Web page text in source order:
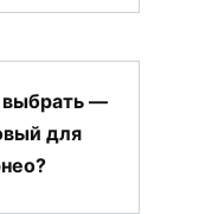
выбрать —
для